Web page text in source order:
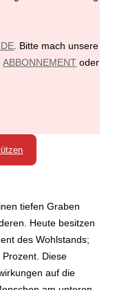
. Bitte mach unsere
ABBONNEMENT oder
tiefen Graben
Heute besitzen
des Wohlstands;
Diese
auf die